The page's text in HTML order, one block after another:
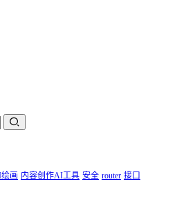
画 内容创作AI工具 安全 router 接口